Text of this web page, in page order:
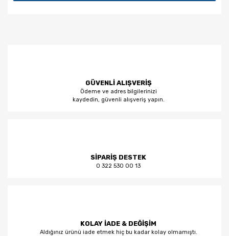
GÜVENLİ ALIŞVERİŞ
Ödeme ve adres bilgilerinizi
kaydedin, güvenli alışveriş yapın.
SİPARİŞ DESTEK
0 322 530 00 13
KOLAY İADE & DEĞİŞİM
Aldığınız ürünü iade etmek hiç bu kadar kolay olmamıştı.